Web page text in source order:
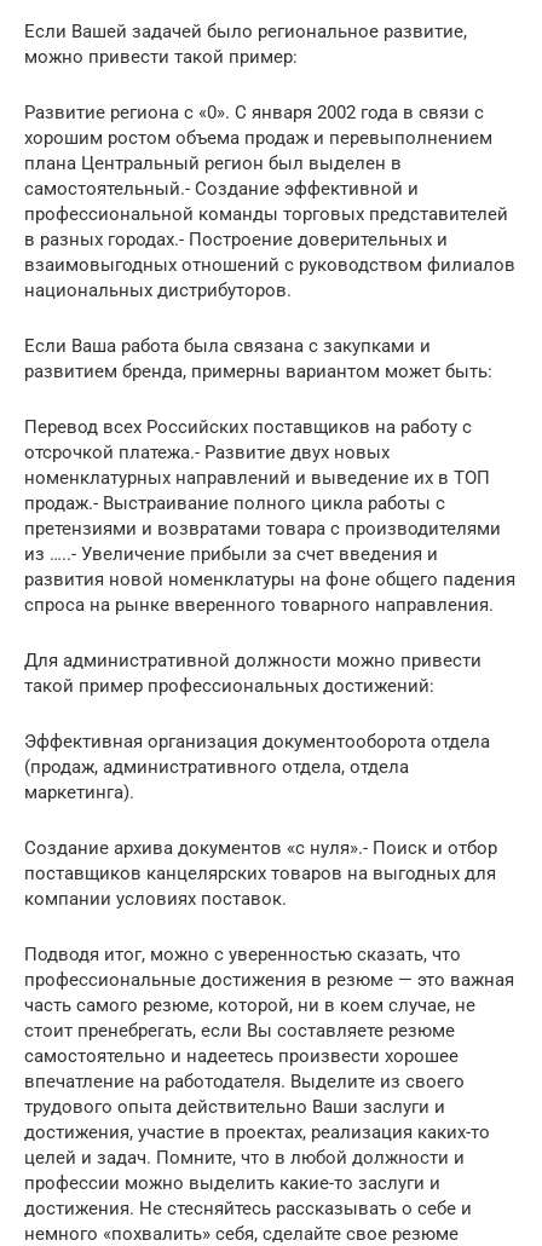
Если Вашей задачей было региональное развитие,
можно привести такой пример:
Развитие региона с «0». С января 2002 года в связи с
хорошим ростом объема продаж и перевыполнением
плана Центральный регион был выделен в
самостоятельный.- Создание эффективной и
профессиональной команды торговых представителей
в разных городах.- Построение доверительных и
взаимовыгодных отношений с руководством филиалов
национальных дистрибуторов.
Если Ваша работа была связана с закупками и
развитием бренда, примерны вариантом может быть:
Перевод всех Российских поставщиков на работу с
отсрочкой платежа.- Развитие двух новых
номенклатурных направлений и выведение их в ТОП
продаж.- Выстраивание полного цикла работы с
претензиями и возвратами товара с производителями
из …..- Увеличение прибыли за счет введения и
развития новой номенклатуры на фоне общего падения
спроса на рынке вверенного товарного направления.
Для административной должности можно привести
такой пример профессиональных достижений:
Эффективная организация документооборота отдела
(продаж, административного отдела, отдела
маркетинга).
Создание архива документов «с нуля».- Поиск и отбор
поставщиков канцелярских товаров на выгодных для
компании условиях поставок.
Подводя итог, можно с уверенностью сказать, что
профессиональные достижения в резюме — это важная
часть самого резюме, которой, ни в коем случае, не
стоит пренебрегать, если Вы составляете резюме
самостоятельно и надеетесь произвести хорошее
впечатление на работодателя. Выделите из своего
трудового опыта действительно Ваши заслуги и
достижения, участие в проектах, реализация каких-то
целей и задач. Помните, что в любой должности и
профессии можно выделить какие-то заслуги и
достижения. Не стесняйтесь рассказывать о себе и
немного «похвалить» себя, сделайте свое резюме